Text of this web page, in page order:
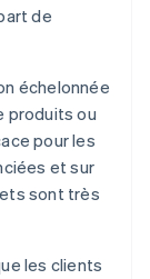
de
échelonnée
produits ou
pour les
et sur
sont très
les clients